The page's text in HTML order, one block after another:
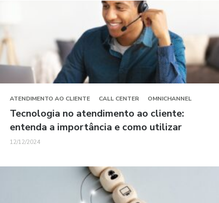
ATENDIMENTO AO CLIENTE CALL CENTER OMNICHANNEL
Tecnologia no atendimento ao cliente:
entenda a importância e como utilizar
12/12/2024